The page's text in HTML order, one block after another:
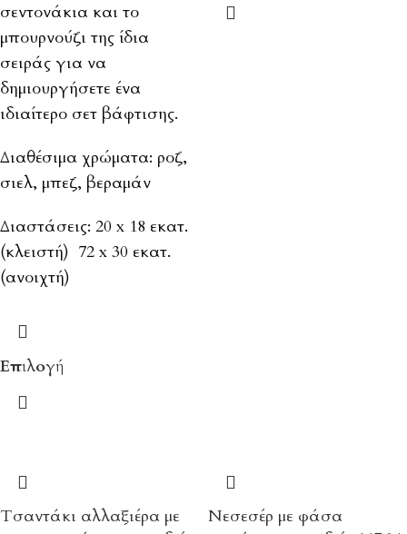
σεντονάκια και το
μπουρνούζι της ίδια
σειράς για να
δημιουργήσετε ένα
ιδιαίτερο σετ βάφτισης.
Διαθέσιμα χρώματα: ροζ,
σιελ, μπεζ, βεραμάν
Διαστάσεις: 20 x 18 εκατ.
(κλειστή) 72 x 30 εκατ.
(ανοιχτή)
Επιλογή
Τσαντάκι αλλαξιέρα με
Νεσεσέρ με φάσα